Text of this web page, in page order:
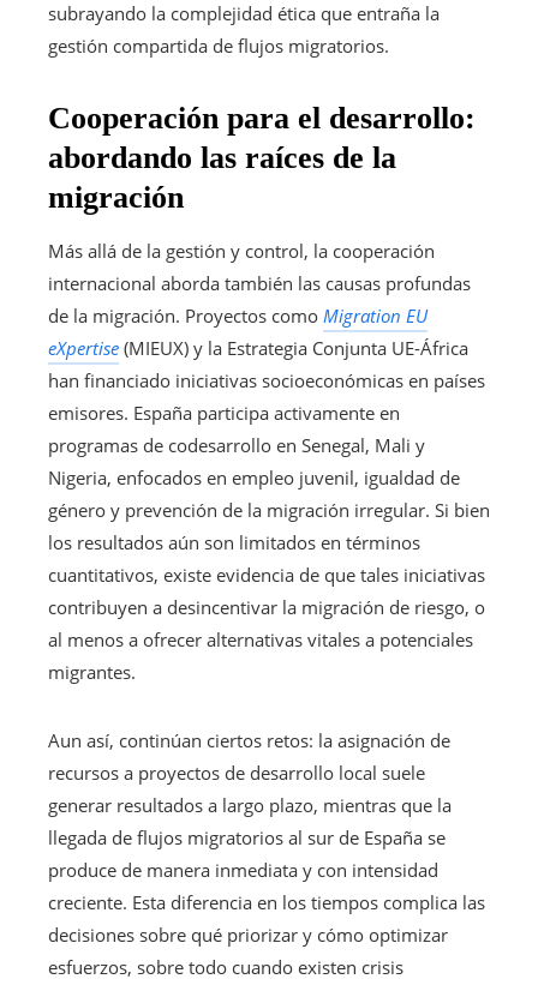
subrayando la complejidad ética que entraña la
gestión compartida de flujos migratorios.
Cooperación para el desarrollo:
abordando las raíces de la
migración
Más allá de la gestión y control, la cooperación
internacional aborda también las causas profundas
de la migración. Proyectos como Migration EU
eXpertise (MIEUX) y la Estrategia Conjunta UE-África
han financiado iniciativas socioeconómicas en países
emisores. España participa activamente en
programas de codesarrollo en Senegal, Mali y
Nigeria, enfocados en empleo juvenil, igualdad de
género y prevención de la migración irregular. Si bien
los resultados aún son limitados en términos
cuantitativos, existe evidencia de que tales iniciativas
contribuyen a desincentivar la migración de riesgo, o
al menos a ofrecer alternativas vitales a potenciales
migrantes.
Aun así, continúan ciertos retos: la asignación de
recursos a proyectos de desarrollo local suele
generar resultados a largo plazo, mientras que la
llegada de flujos migratorios al sur de España se
produce de manera inmediata y con intensidad
creciente. Esta diferencia en los tiempos complica las
decisiones sobre qué priorizar y cómo optimizar
esfuerzos, sobre todo cuando existen crisis